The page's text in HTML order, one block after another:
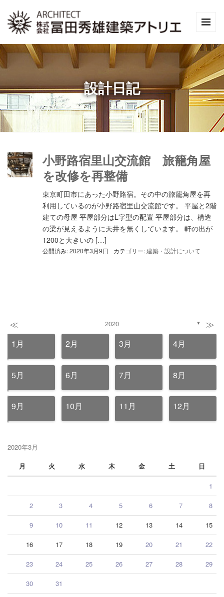
設計日記
小野路宿里山交流館 旅籠角屋
を改修を再整備
東京町田市にあった小野路宿。その中の旅籠角屋を再
利用しているのが小野路宿里山交流館です。 平屋と2階
建ての母屋 平屋部分はL字型の配置 平屋部分は、構造
の梁が見えるように天井を無くしています。 軒の出が
1200と大きいの […]
公開済み: 2020年3月9日 カテゴリー:建築・設計について
≪ 2020 ▼ ≫
1月 2月 3月 4月
5月 6月 7月 8月
9月 10月 11月 12月
2020年3月
月
火 水 木 金 土 日
1
2 3 4 5 6 7 8
9 10 11 12 13 14 15
16 17 18 19 20 21 22
23 24 25 26 27 28 29
30 31